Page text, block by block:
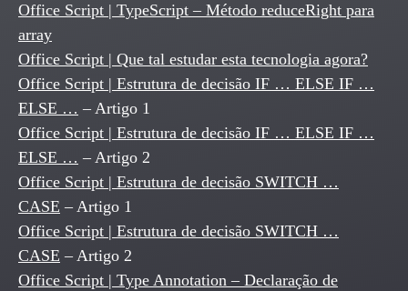
Office Script | TypeScript – Método reduceRight para
array
Office Script | Que tal estudar esta tecnologia agora?
Office Script | Estrutura de decisão IF … ELSE IF …
ELSE … – Artigo 1
Office Script | Estrutura de decisão IF … ELSE IF …
ELSE … – Artigo 2
Office Script | Estrutura de decisão SWITCH …
CASE – Artigo 1
Office Script | Estrutura de decisão SWITCH …
CASE – Artigo 2
Office Script | Type Annotation – Declaração de